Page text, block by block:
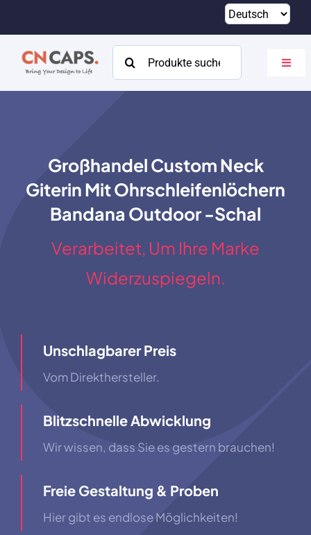
springen
Suchen
nach:
Katalog
Ressourcen
Großhandel Custom Neck
Giterin Mit Ohrschleifenlöchern
Bandana Outdoor -Schal
Verarbeitet, Um Ihre Marke
Widerzuspiegeln.
Unschlagbarer Preis
Vom Direkthersteller.
Blitzschnelle Abwicklung
Wir wissen, dass Sie es gestern brauchen!
Freie Gestaltung & Proben
Hier gibt es endlose Möglichkeiten!